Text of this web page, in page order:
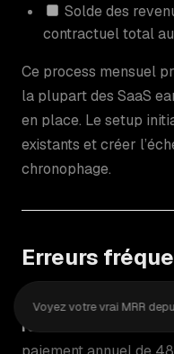
Solde des
contractuel total
Ce process mensuel
la plupart des SaaS
en place. Le setup
existants et créer
chronophage.
Erreurs
Reconnaître les
revenu one-shot :
Voyez votre vrai MRR